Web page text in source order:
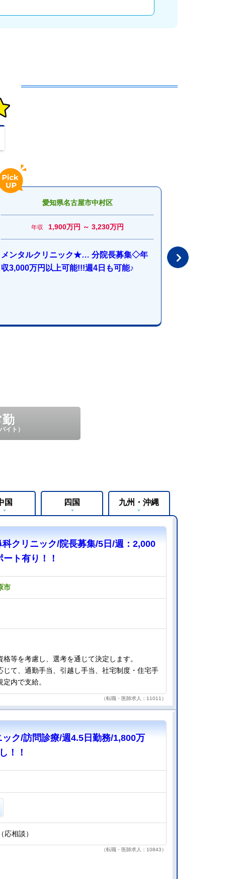
愛知県名古屋市中村区
年収 1,900万円 ～ 3,230万円
メンタルクリニック★… 分院長募集◇年
収3,000万円以上可能!!!週4日も可能♪
《福岡天神》メ
彡 週3日～ok^^♪
イト）
国 四国 九州・沖縄
クリニック/院長募集/5日/週：2,000
ト有り！！
市
等を考慮し、選考を通じて決定します。
て、通勤手当、引越し手当、社宅制度・住宅手
内で支給。
（転職・医師求人：11011）
ック/訪問診療/週4.5日勤務/1,800万
！！
応相談）
（転職・医師求人：10843）